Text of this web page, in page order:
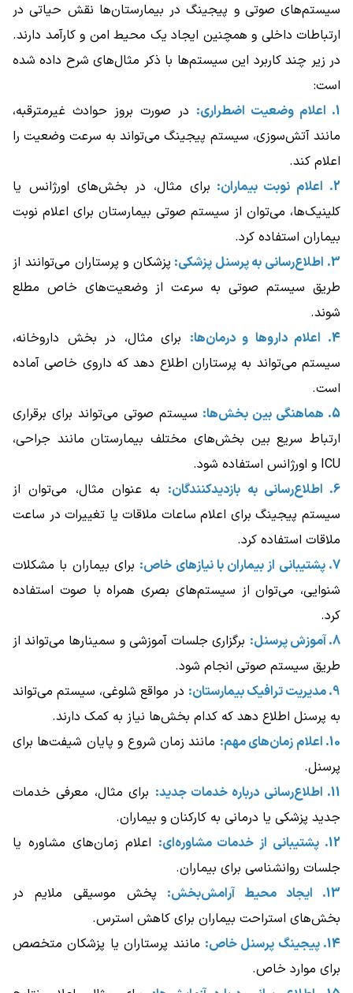
سیستم‌های صوتی و پیجینگ در بیمارستان‌ها نقش حیاتی در
ارتباطات داخلی و همچنین ایجاد یک محیط امن و کارآمد دارند.
در زیر چند کاربرد این سیستم‌ها با ذکر مثال‌های شرح داده شده
است:
1. اعلام وضعیت اضطراری:
در صورت بروز حوادث غیرمترقبه،
مانند آتش‌سوزی، سیستم پیجینگ می‌تواند به سرعت وضعیت را
اعلام کند.
2. اعلام نوبت بیماران:
برای مثال، در بخش‌های اورژانس یا
کلینیک‌ها، می‌توان از سیستم صوتی بیمارستان برای اعلام نوبت
بیماران استفاده کرد.
3. اطلاع‌رسانی به پرسنل پزشکی:
پزشکان و پرستاران می‌توانند از
طریق سیستم صوتی به سرعت از وضعیت‌های خاص مطلع
شوند.
4. اعلام داروها و درمان‌ها:
برای مثال، در بخش داروخانه،
سیستم می‌تواند به پرستاران اطلاع دهد که داروی خاصی آماده
است.
5. هماهنگی بین بخش‌ها:
سیستم صوتی می‌تواند برای برقراری
ارتباط سریع بین بخش‌های مختلف بیمارستان مانند جراحی،
ICU و اورژانس استفاده شود.
6. اطلاع‌رسانی به بازدیدکنندگان:
به عنوان مثال، می‌توان از
سیستم پیجینگ برای اعلام ساعات ملاقات یا تغییرات در ساعت
ملاقات استفاده کرد.
7. پشتیبانی از بیماران با نیازهای خاص:
برای بیماران با مشکلات
شنوایی، می‌توان از سیستم‌های بصری همراه با صوت استفاده
کرد.
8. آموزش پرسنل:
برگزاری جلسات آموزشی و سمینارها می‌تواند از
طریق سیستم صوتی انجام شود.
9. مدیریت ترافیک بیمارستان:
در مواقع شلوغی، سیستم می‌تواند
به پرسنل اطلاع دهد که کدام بخش‌ها نیاز به کمک دارند.
10. اعلام زمان‌های مهم:
مانند زمان شروع و پایان شیفت‌ها برای
پرسنل.
11. اطلاع‌رسانی درباره خدمات جدید:
برای مثال، معرفی خدمات
جدید پزشکی یا درمانی به کارکنان و بیماران.
12. پشتیبانی از خدمات مشاوره‌ای:
اعلام زمان‌های مشاوره یا
جلسات روانشناسی برای بیماران.
13. ایجاد محیط آرامش‌بخش:
پخش موسیقی ملایم در
بخش‌های استراحت بیماران برای کاهش استرس.
14. پیجینگ پرسنل خاص:
مانند پرستاران یا پزشکان متخصص
برای موارد خاص.